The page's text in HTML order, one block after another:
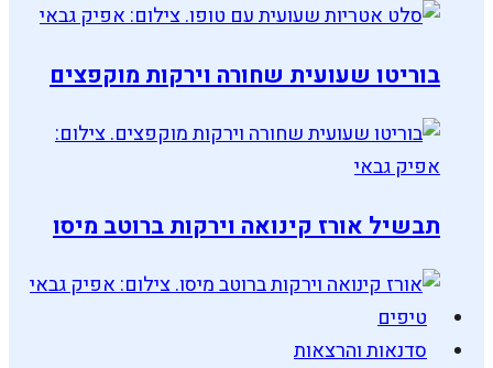
בוריטו שעועית שחורה וירקות מוקפצים
תבשיל אורז קינואה וירקות ברוטב מיסו
טיפים
סדנאות והרצאות